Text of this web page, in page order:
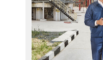
HPR - パッキン
HVR - バルブ整備